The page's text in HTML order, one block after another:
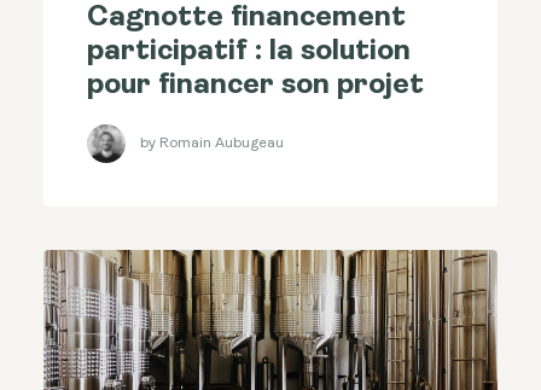
Cagnotte financement
participatif : la solution
pour financer son projet
by Romain Aubugeau